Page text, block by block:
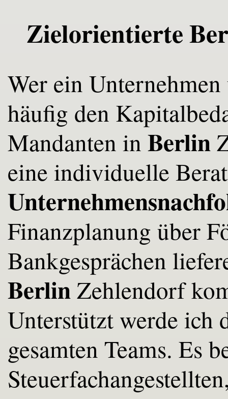
Zielorientierte
Wer ein
häufig den
Mandanten in Berlin
eine individuelle
Finanzplanung über
Bankgesprächen
BerlinZehlendorf
Unterstützt werde ich
gesamten Teams. Es